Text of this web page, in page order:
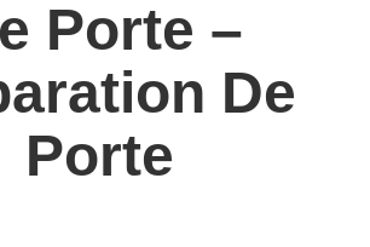
Porte –
De
Porte